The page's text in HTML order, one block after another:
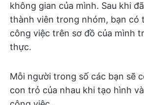
không gian của mình. Sau khi
thành viên trong nhóm, bạn có
công việc trên sơ đồ của mình
thực.
Mỗi người trong số các bạn sẽ
con trỏ của nhau khi tạo hình